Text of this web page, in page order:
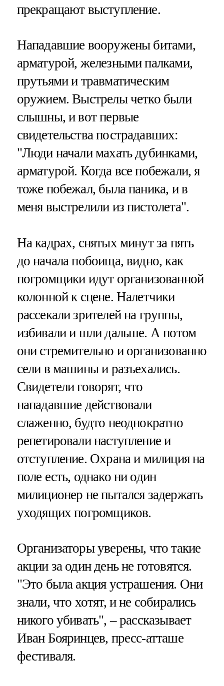
прекращают выступление.
Нападавшие вооружены битами,
арматурой, железными палками,
прутьями и травматическим
оружием. Выстрелы четко были
слышны, и вот первые
свидетельства пострадавших:
"Люди начали махать дубинками,
арматурой. Когда все побежали, я
тоже побежал, была паника, и в
меня выстрелили из пистолета".
На кадрах, снятых минут за пять
до начала побоища, видно, как
погромщики идут организованной
колонной к сцене. Налетчики
рассекали зрителей на группы,
избивали и шли дальше. А потом
они стремительно и организованно
сели в машины и разъехались.
Свидетели говорят, что
нападавшие действовали
слаженно, будто неоднократно
репетировали наступление и
отступление. Охрана и милиция на
поле есть, однако ни один
милиционер не пытался задержать
уходящих погромщиков.
Организаторы уверены, что такие
акции за один день не готовятся.
"Это была акция устрашения. Они
знали, что хотят, и не собирались
никого убивать", – рассказывает
Иван Бояринцев, пресс-атташе
фестиваля.